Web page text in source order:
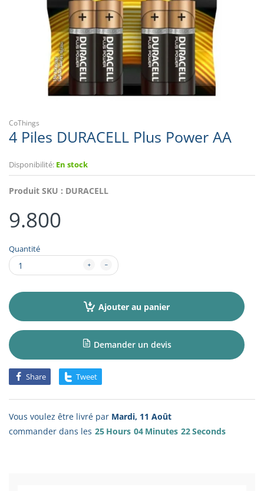
CoThings
4 Piles DURACELL Plus Power AA
Disponibilité: En stock
Produit SKU : DURACELL
9.800
Quantité
Ajouter au panier
Demander un devis
Share Tweet
Vous voulez être livré par Mardi, 11 Août
commander dans les 25 Hours 04 Minutes 22Seconds